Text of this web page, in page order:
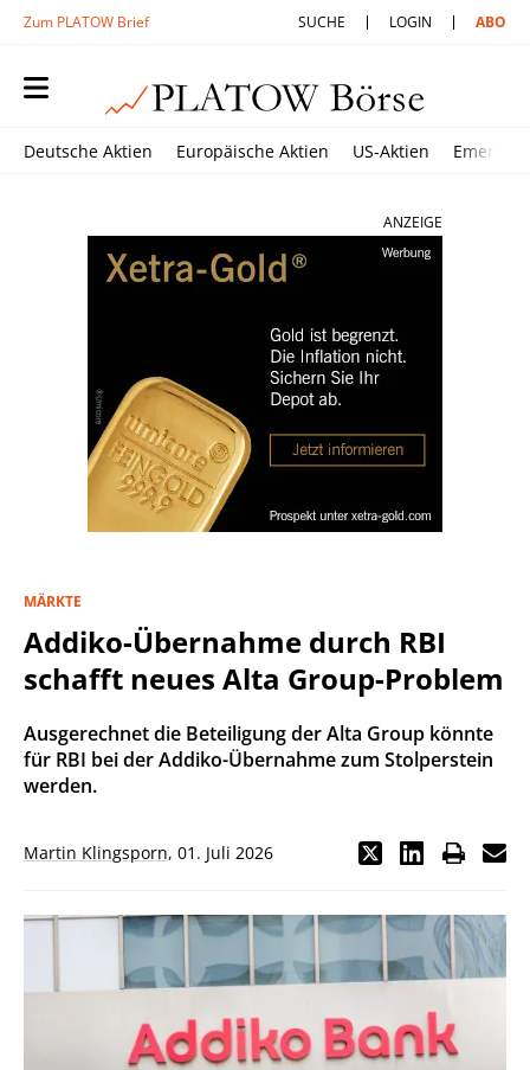
Zum PLATOW Brief SUCHE LOGIN ABO
Deutsche Aktien Europäische Aktien US-Aktien
ANZEIGE
MÄRKTE
Addiko-Übernahme durch RBI
schafft neues Alta Group-Problem
Ausgerechnet die Beteiligung der Alta Group könnte
für RBI bei der Addiko-Übernahme zum Stolperstein
werden.
Martin Klingsporn, 01. Juli 2026